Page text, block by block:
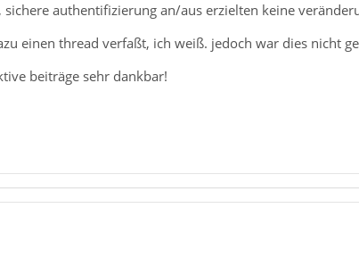
authentifizierung an/aus erzielten keine
einen thread verfaßt, ich weiß. jedoch war dies nicht
beiträge sehr dankbar!